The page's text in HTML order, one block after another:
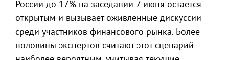
России до 17% на заседании 7 июня остается
открытым и вызывает оживленные дискуссии
среди участников финансового рынка. Более
половины экспертов считают этот сценарий